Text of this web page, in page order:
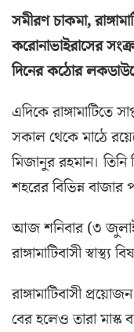
সমীরণ চাকমা,
করোনাভাইরাসের
দিনের কঠোর
এদিকে রাঙ্গামাটিতে
সকাল থেকে মাঠে
মিজানুর রহমান।
শহরের বিভিন্ন বাজার
আজ শনিবার (৩
রাঙ্গামাটিবাসী
রাঙ্গামাটিবাসী
বের হলেও তারা মাস্ক